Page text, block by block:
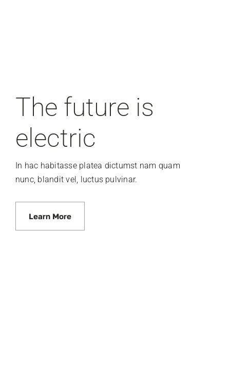
The future is
electric
In hac habitasse platea dictumst nam quam
nunc, blandit vel, luctus pulvinar.
Learn More